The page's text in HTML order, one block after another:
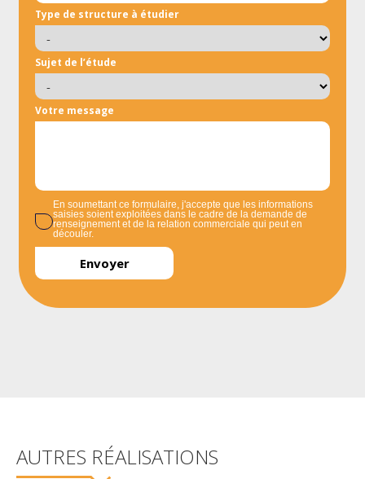
Type de structure à étudier
Sujet de l’étude
Votre message
En soumettant ce formulaire, j'accepte que les informations
saisies soient exploitées dans le cadre de la demande de
renseignement et de la relation commerciale qui peut en
découler.
AUTRES RÉALISATIONS